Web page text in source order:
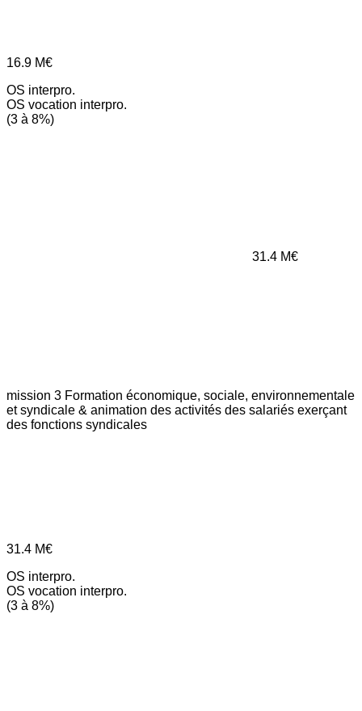
16.9 M€
OS interpro.
OS vocation interpro.
(3 à 8%)
31.4 M€
mission 3 Formation économique, sociale, environnementale
et syndicale & animation des activités des salariés exerçant
des fonctions syndicales
31.4 M€
OS interpro.
OS vocation interpro.
(3 à 8%)